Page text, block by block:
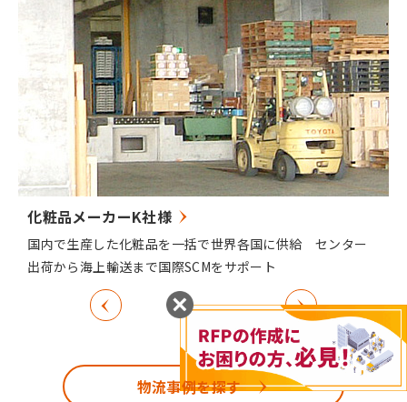
化粧品メーカーK社様
国内で生産した化粧品を一括で世界各国に供給 センター
出荷から海上輸送まで国際SCMをサポート
物流事例を探す